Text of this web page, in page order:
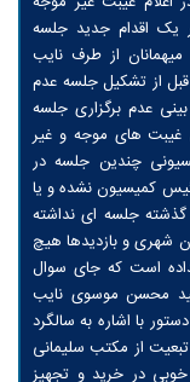
یک اقدام جدید جلسه
از طرف نایب
از تشکیل جلسه عدم
عدم برگزاری جلسه
غیبت های موجه و غیر
چندین جلسه در
کمیسیون نشده و یا
جلسه ای نداشته
شهری و بازدیدها هیچ
است که جای سوال
محسن موسوی نایب
با اشاره به سالگرد
از مکتب سلیمانی
در خرید و تجهیز